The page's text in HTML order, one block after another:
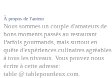
À propos de l'auteur
Nous sommes un couple d'amateurs de
bons moments passés au restaurant.
Parfois gourmands, mais surtout en
quête d'expériences culinaires agréables
à tous les niveaux. Vous pouvez nous
écrire à cette adresse:
table @ tablepourdeux.com.